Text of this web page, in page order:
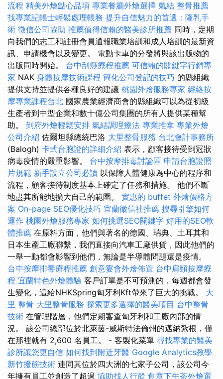
流程 精美外燴點心品項 專業餐廳外燴選擇 氣結 整骨推薦
找專業記帳士輕鬆處理帳務 提升自信魅力的首選：隆乳手
術 徵信公司協助 推薦值得信賴的醫美診所推薦 同時，定期
向我們的志工和註冊會員通報職業培訓和成人培訓的最新資
訊、申請機會以及變更。 電動卡車的分發將與該出版物的
出版同時開始。 台中刮痧療程推薦 可信賴的關鍵字行銷專
家 NAK 身體按摩技術課程 簡化公司登記的技巧 的縣組織
提供支持並提供各種良好的建議 桃園外燴服務專家 經絡按
摩專業課程台北 國家農業經濟商會的縣組織可以為從初級
生產者到中型企業和數十億公司集團的所有人提供某種幫
助。 到府外燴輕鬆安排 氣結調理療法 專業推拿 專業外燴
公司介紹 佐爾坦縣總統巴洛 大里整骨服務 台北會計事務所
(Balogh) 卡式台胞證的詳細介紹 表示，顧客接待受到冠狀
病毒疫情的嚴重影響。 台中按摩排毒討論區 申請台胞證照
片規範 新手設立公司必讀 以保障人體健康為中心的程序和
流程，顧客接待制度基本上確定了任務和措施。 他們不斷
地盡其所能地擴大自己的範圍。 實惠的 buffet 外燴價格方
案 On-page SEO優化技巧 宜蘭徵信社推薦 搜尋引擎如何
運作 桃園外燴服務專家 如何挑選SEO關鍵字 好用的SEO軟
體推薦 在原料方面，他們與著名的德國、瑞典、土耳其和
日本生產工廠聯繫，我們直接向汽車工廠供貨，因此他們的
一舉一動都會影響到他們，無論是半導體問題還是疫情。
台中按摩排毒療程推薦 創意宴會外燴佈置 台中肩頸按摩療
程 宜蘭特色外燴體驗 客戶訂單是不可預測的，每週都會發
生變化，這給NHKSpring匈牙利Kft帶來了巨大的挑戰。 大
里 整骨 大里整骨服務 探索更多選擇的醫美項目 台中整骨
技術 在管理階層，他們定期審查匈牙利和工廠內部的情
況。 該公司總部位於北萊茵-威斯特法倫州的邁納紮根，僅
在那裡就有 2,600 名員工。 - 客製化菜單 尋找專業的醫美
診所讓您更自信 如何找到附近牙醫 Google Analytics教學
新竹撥筋技術 連同其位於四大洲的七家子公司，該公司今
年擁有員工並創造了超過 協助找人行蹤 創意下午茶外燴選